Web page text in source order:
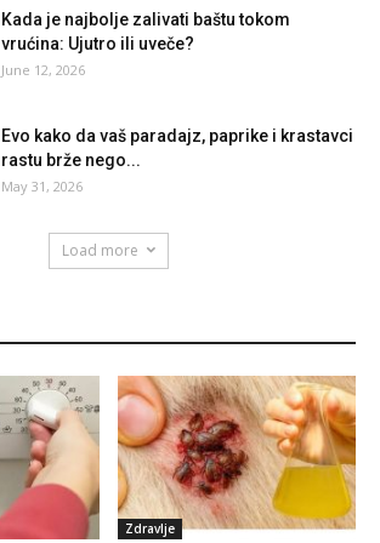
Kada je najbolje zalivati baštu tokom
vrućina: Ujutro ili uveče?
June 12, 2026
Evo kako da vaš paradajz, paprike i krastavci
rastu brže nego...
May 31, 2026
Load more
Zdravlje